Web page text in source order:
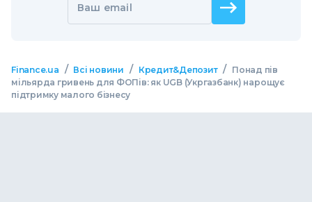
Ваш email
Finance.ua / Всі новини / Кредит&Депозит / Понад пів
мільярда гривень для ФОПів: як UGB (Укргазбанк) нарощує
підтримку малого бізнесу